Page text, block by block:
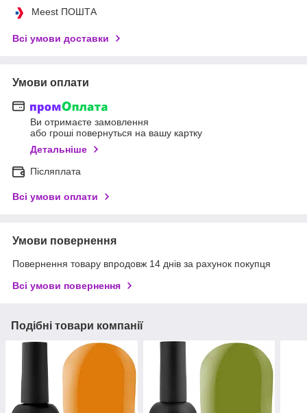
Meest ПОШТА
Всі умови доставки
Умови оплати
Ви отримаєте замовлення
або гроші повернуться на вашу картку
Детальніше
Післяплата
Всі умови оплати
Умови повернення
Повернення товару впродовж 14 днів за рахунок покупця
Всі умови повернення
Подібні товари компанії